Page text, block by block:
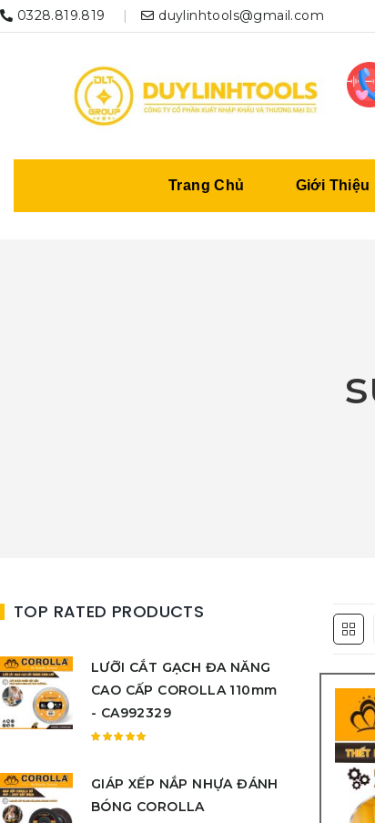
0328.819.819 duylinhtools@gmail.com
Trang Chủ Giới Thiệu
TOP RATED PRODUCTS
LƯỠI CẮT GẠCH ĐA NĂNG
CAO CẤP COROLLA 110mm
- CA992329
hạng
5.00 5
GIÁP XẾP NẮP NHỰA ĐÁNH
BÓNG COROLLA